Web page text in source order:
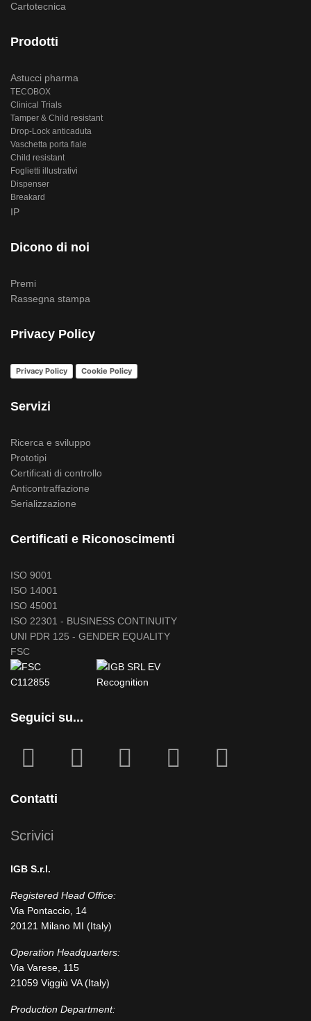
Cartotecnica
Prodotti
Astucci pharma
TECOBOX
Clinical Trials
Tamper & Child resistant
Drop-Lock anticaduta
Vaschetta porta fiale
Child resistant
Foglietti illustrativi
Dispenser
Breakard
IP
Dicono di noi
Premi
Rassegna stampa
Privacy Policy
Privacy Policy Cookie Policy
Servizi
Ricerca e sviluppo
Prototipi
Certificati di controllo
Anticontraffazione
Serializzazione
Certificati e Riconoscimenti
ISO 9001
ISO 14001
ISO 45001
ISO 22301 - BUSINESS CONTINUITY
UNI PDR 125 - GENDER EQUALITY
FSC
Seguici su...
square
Contatti
Scrivici
IGB S.r.l.
Registered Head Office:
Via Pontaccio, 14
20121 Milano MI (Italy)
Operation Headquarters:
Via Varese, 115
21059 Viggiù VA (Italy)
Production Department: